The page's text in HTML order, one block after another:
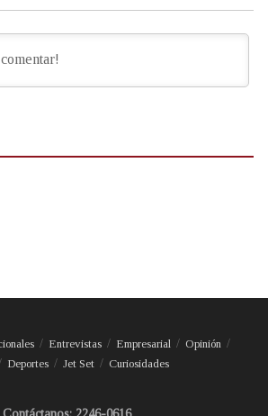
Entrevistas Empresarial
Opinión
Deportes Jet Set Curiosidades